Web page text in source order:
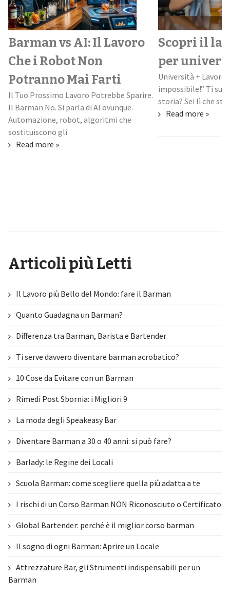
Barman vs AI: Il Lavoro
Che i Robot Non
Potranno Mai Farti
Il Tuo Prossimo Lavoro Potrebbe Sparire.
Il Barman No. Si parla di AI ovunque.
Automazione, robot, algoritmi che
sostituiscono gli
Read more »
Scopri il
per
Università +
impossibile!” Ti
storia? Sei lì che
Read more »
Articoli più Letti
Il Lavoro più Bello del Mondo: fare il Barman
Quanto Guadagna un Barman?
Differenza tra Barman, Barista e Bartender
Ti serve davvero diventare barman acrobatico?
10 Cose da Evitare con un Barman
Rimedi Post Sbornia: i Migliori 9
La moda degli Speakeasy Bar
Diventare Barman a 30 o 40 anni: si può fare?
Barlady: le Regine dei Locali
Scuola Barman: come scegliere quella più adatta a te
I rischi di un Corso Barman NON Riconosciuto o Certificato
Global Bartender: perché è il miglior corso barman
Il sogno di ogni Barman: Aprire un Locale
Attrezzature Bar, gli Strumenti indispensabili per un
Barman